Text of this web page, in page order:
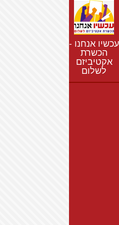
חדשות
נושאים
רשימת התנחלויות
מפת התנחלויות
עכשיו אנחנו -
הכשרת
אקטיביזם
לשלום